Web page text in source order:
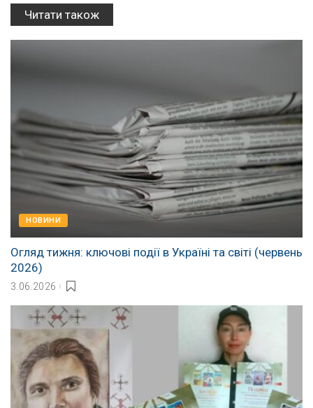
Читати також
НОВИНИ
Огляд тижня: ключові події в Україні та світі (червень
2026)
3.06.2026